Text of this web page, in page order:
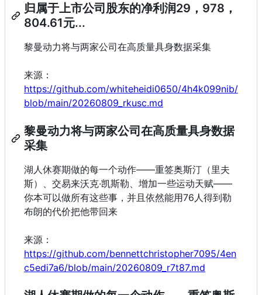
归属于上市公司股东的净利润29，978，
804.61元...
黎曼动力将与两家公司在高质量具身数据采集
来源：
https://github.com/whiteheidi0650/4h4k099nib/
blob/main/20260809_rkusc.md
黎曼动力将与两家公司在高质量具身数据
采集
湖人休赛期做的每一个动作——重签奥斯汀（里夫
斯）、交易来沃克·凯斯勒、增加一些运动天赋——
你本可以做所有这些事，并且依然能用76人得到勒
布朗的代价把他带回来
来源：
https://github.com/bennettchristopher7095/4en
c5edi7a6/blob/main/20260809_r7t87.md